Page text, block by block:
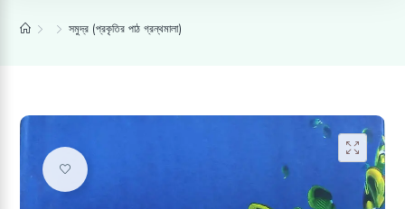
সমুদ্র (প্রকৃতির পাঠ গ্রন্থমালা)